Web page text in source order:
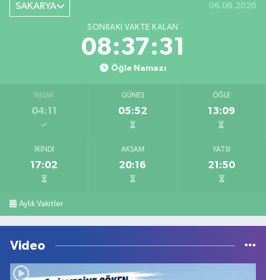
SAKARYA 06.08.2026
SONRAKI VAKTE KALAN
08:37:31
Öğle Namazı
İMSAK
04:11
GÜNEŞ
05:52
ÖĞLE
13:09
İKINDI
17:02
AKŞAM
20:16
YATSI
21:50
Aylık Vakitler
Video